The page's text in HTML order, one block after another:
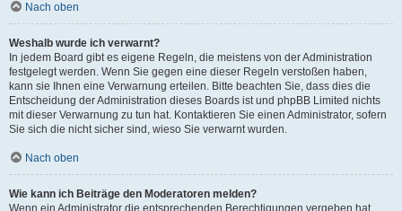
Nach oben
Weshalb wurde ich verwarnt?
In jedem Board gibt es eigene Regeln, die meistens von der Administration
festgelegt werden. Wenn Sie gegen eine dieser Regeln verstoßen haben,
kann sie Ihnen eine Verwarnung erteilen. Bitte beachten Sie, dass dies die
Entscheidung der Administration dieses Boards ist und phpBB Limited nichts
mit dieser Verwarnung zu tun hat. Kontaktieren Sie einen Administrator, sofern
Sie sich die nicht sicher sind, wieso Sie verwarnt wurden.
Nach oben
Wie kann ich Beiträge den Moderatoren melden?
Wenn ein Administrator die entsprechenden Berechtigungen vergeben hat,